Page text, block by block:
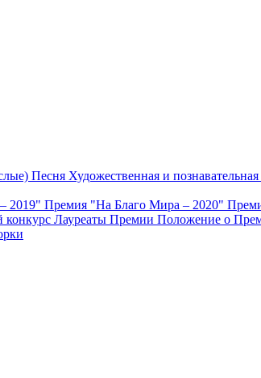
Песня Художественная и познавательная
2019" Премия "На Благо Мира – 2020"
Лауреаты Премии Положение о